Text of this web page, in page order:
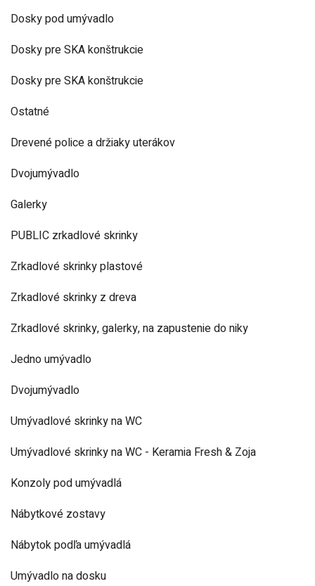
Dosky pod umývadlo
Dosky pre SKA konštrukcie
Dosky pre SKA konštrukcie
Ostatné
Drevené police a držiaky uterákov
Dvojumývadlo
Galerky
PUBLIC zrkadlové skrinky
Zrkadlové skrinky plastové
Zrkadlové skrinky z dreva
Zrkadlové skrinky, galerky, na zapustenie do niky
Jedno umývadlo
Dvojumývadlo
Umývadlové skrinky na WC
Umývadlové skrinky na WC - Keramia Fresh & Zoja
Konzoly pod umývadlá
Nábytkové zostavy
Nábytok podľa umývadlá
Umývadlo na dosku